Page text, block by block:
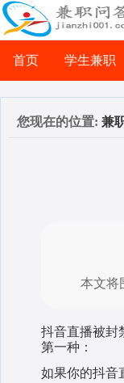
首页 学生兼职
司机兼职
网络
您现在的位置: 兼
本文将
抖音直播被封
第一种：
如果你的抖音